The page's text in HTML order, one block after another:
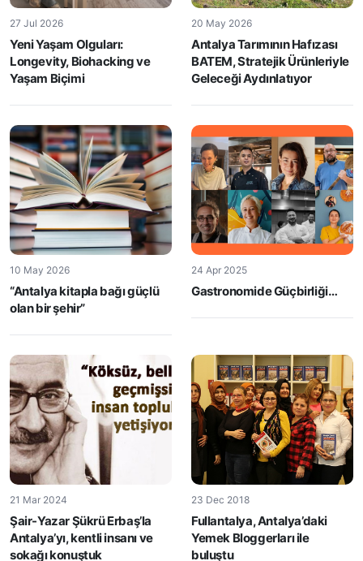
27 Jul 2026
Yeni Yaşam Olguları:
Longevity, Biohacking ve
Yaşam Biçimi
20 May 2026
Antalya Tarımının Hafızası
BATEM, Stratejik Ürünleriyle
Geleceği Aydınlatıyor
10 May 2026
“Antalya kitapla bağı güçlü
olan bir şehir”
24 Apr 2025
Gastronomide Güçbirliği…
21 Mar 2024
Şair-Yazar Şükrü Erbaş’la
Antalya’yı, kentli insanı ve
sokağı konuştuk
23 Dec 2018
Fullantalya, Antalya’daki
Yemek Bloggerları ile
buluştu